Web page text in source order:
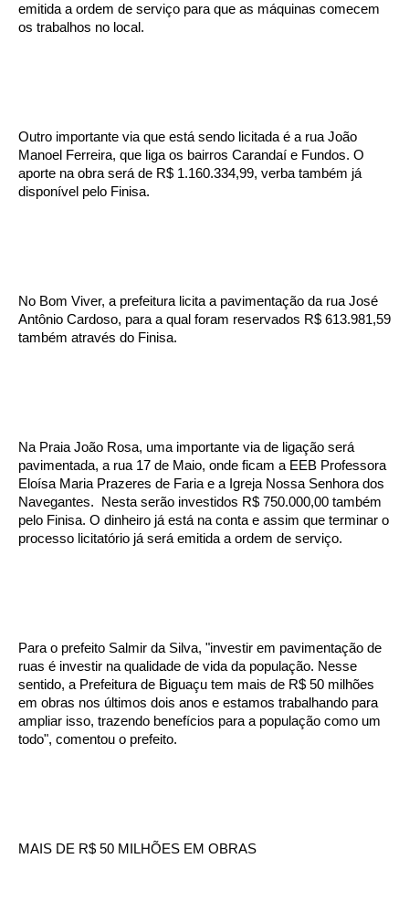
emitida a ordem de serviço para que as máquinas comecem
os trabalhos no local.
Outro importante via que está sendo licitada é a rua João
Manoel Ferreira, que liga os bairros Carandaí e Fundos. O
aporte na obra será de R$ 1.160.334,99, verba também já
disponível pelo Finisa.
No Bom Viver, a prefeitura licita a pavimentação da rua José
Antônio Cardoso, para a qual foram reservados R$ 613.981,59
também através do Finisa.
Na Praia João Rosa, uma importante via de ligação será
pavimentada, a rua 17 de Maio, onde ficam a EEB Professora
Eloísa Maria Prazeres de Faria e a Igreja Nossa Senhora dos
Navegantes. Nesta serão investidos R$ 750.000,00 também
pelo Finisa. O dinheiro já está na conta e assim que terminar o
processo licitatório já será emitida a ordem de serviço.
Para o prefeito Salmir da Silva, "investir em pavimentação de
ruas é investir na qualidade de vida da população. Nesse
sentido, a Prefeitura de Biguaçu tem mais de R$ 50 milhões
em obras nos últimos dois anos e estamos trabalhando para
ampliar isso, trazendo benefícios para a população como um
todo", comentou o prefeito.
MAIS DE R$ 50 MILHÕES EM OBRAS